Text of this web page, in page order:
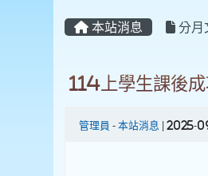
本站消息 分月
114上學生課後成
管理員 -本站消息 | 2025-